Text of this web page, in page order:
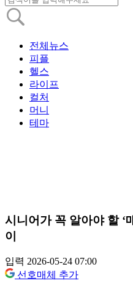
전체뉴스
피플
헬스
라이프
컬처
머니
테마
시니어가 꼭 알아야 할 ‘
이
입력 2026-05-24 07:00
선호매체 추가